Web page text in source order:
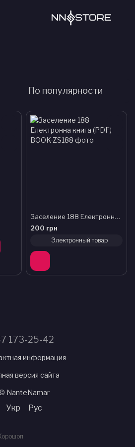
По популярности
Заселение 188 Електронна книга (PDF)
200 грн
Электронный товар
173-25-42
информация
версия сайта
NanteNamar
Укр Рус